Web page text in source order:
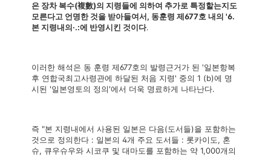
은 장차 복수(複數)의 지령들에 의하여 추가로 특정할는지도
모른다고 언명한 것을 받아들여서, 동훈령 제677호 내의 '6.
본 지령내의·.:에 반영시킨 것이다.
이러한 해석은 동 훈령 제677호의 발령근거가 된 '일본항복
후 연합국최고사령관에 하달된 처음 지령' 중의 1 (b)에 명
시된 '일본영토의 정의'에서 더욱 명료하게 나타난다.
즉 "본 지령내에서 사용된 일본은 다음(도서들)을 포함하는
것으로 정의한다 : 일본의 4개 주요 도서들 : 롯카이도, 혼
슈, 큐우슈우와 시코쿠 및 대마도를 포함하는 약 1,000개의